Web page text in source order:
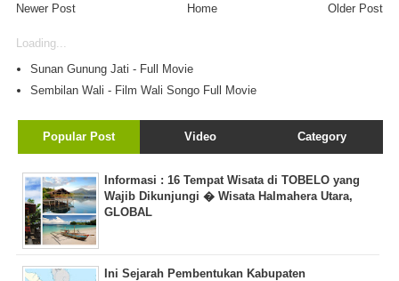
Newer Post Older Post
Home
Loading...
Sunan Gunung Jati - Full Movie
Sembilan Wali - Film Wali Songo Full Movie
Popular Post Video Category
Informasi : 16 Tempat Wisata di TOBELO yang
Wajib Dikunjungi � Wisata Halmahera Utara,
GLOBAL
Ini Sejarah Pembentukan Kabupaten